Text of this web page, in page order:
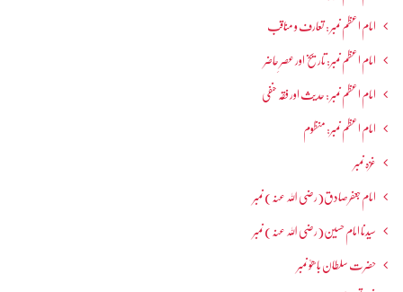
امام اعظم نمبر : تعارف و مناقب
امام اعظم نمبر: تاریخ اور عصرِ حاضر
امام اعظم نمبر : حدیث اور فقہ حنفی
امام اعظم نمبر: منظوم
غزہ نمبر
امام جعفرصادق(رضی اللہ عنہ) نمبر
سیدنا امام حسین(رضی اللہ عنہ) نمبر
حضرت سلطان باھوؒ نمبر